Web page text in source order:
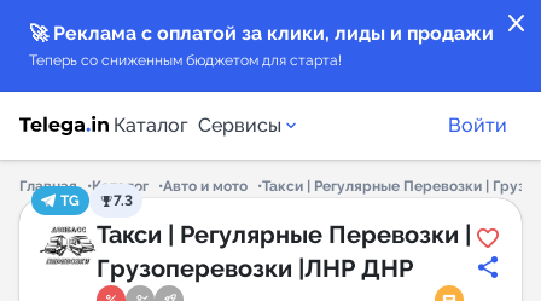
close
🚀 Реклама с оплатой за клики, лиды и продажи
Теперь со сниженным бюджетом для старта!
Каталог Сервисы
Каталог каналов
Каталог ботов
Войти
Главная Каталог Авто и мото
Такси | Регулярные Перевозки |
TG
7.3
Такси | Регулярные Перевозки |
Грузоперевозки |ЛНР ДНР